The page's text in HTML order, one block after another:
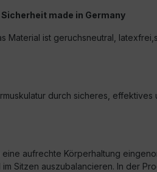
made in Germany
Material ist geruchsneutral,
durch sicheres,
aufrechte Körperhaltung
Sitzen auszubalancieren. In der